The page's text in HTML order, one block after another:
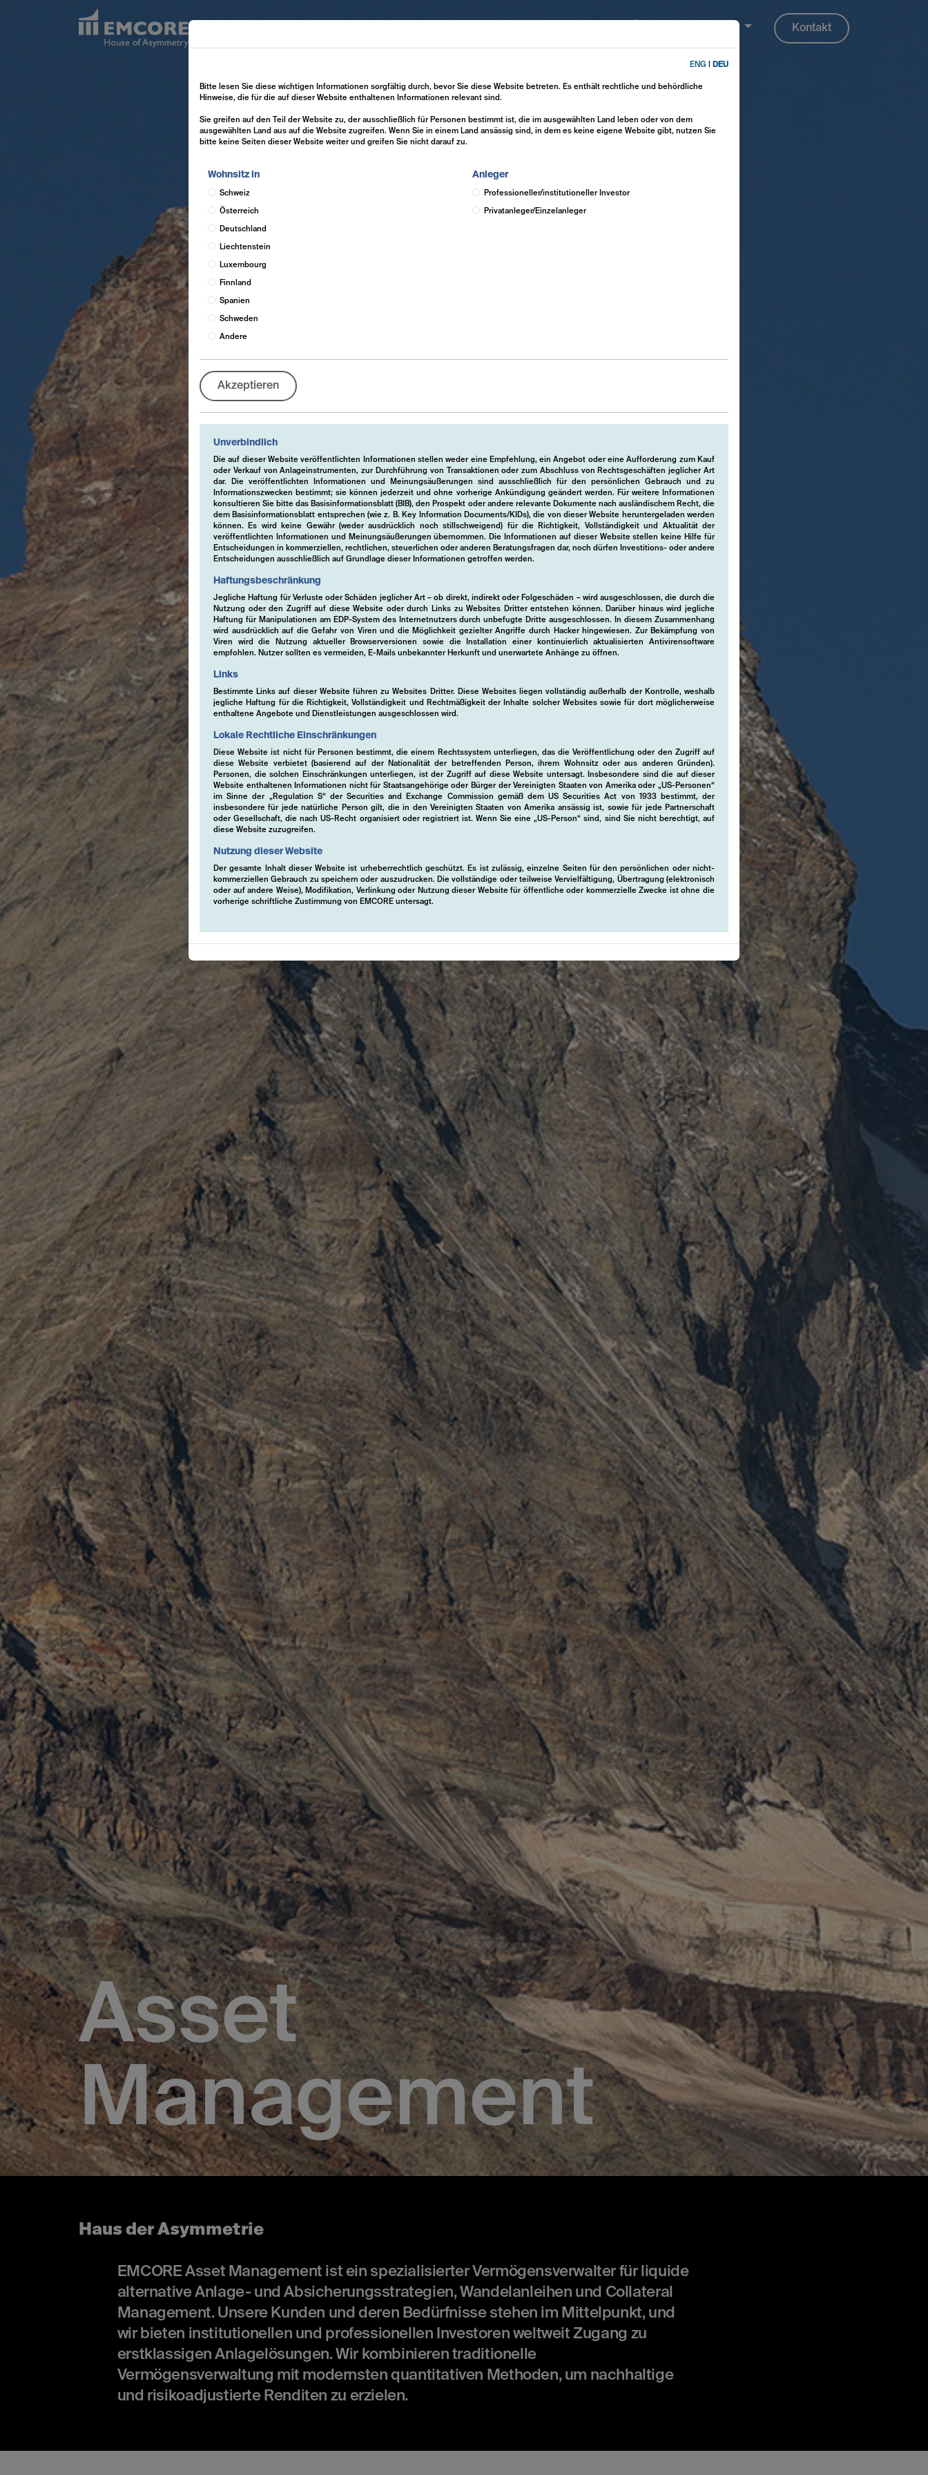
ENG DEU
Bitte lesen Sie diese wichtigen Informationen sorgfältig durch, bevor Sie diese Website betreten. Es enthält rechtliche und behördliche
Hinweise, die für die auf dieser Website enthaltenen Informationen relevant sind.
Sie greifen auf den Teil der Website zu, der ausschließlich für Personen bestimmt ist, die im ausgewählten Land leben oder von dem
ausgewählten Land aus auf die Website zugreifen. Wenn Sie in einem Land ansässig sind, in dem es keine eigene Website gibt, nutzen Sie
bitte keine Seiten dieser Website weiter und greifen Sie nicht darauf zu.
Wohnsitz in
Schweiz
Österreich
Deutschland
Liechtenstein
Luxembourg
Finnland
Spanien
Schweden
Andere
Anleger
Professioneller/institutioneller Investor
Privatanleger/Einzelanleger
Akzeptieren
Unverbindlich
Die auf dieser Website veröffentlichten Informationen stellen weder eine Empfehlung, ein Angebot oder eine Aufforderung zum Kauf
oder Verkauf von Anlageinstrumenten, zur Durchführung von Transaktionen oder zum Abschluss von Rechtsgeschäften jeglicher Art
dar. Die veröffentlichten Informationen und Meinungsäußerungen sind ausschließlich für den persönlichen Gebrauch und zu
Informationszwecken bestimmt; sie können jederzeit und ohne vorherige Ankündigung geändert werden. Für weitere Informationen
konsultieren Sie bitte das Basisinformationsblatt (BIB), den Prospekt oder andere relevante Dokumente nach ausländischem Recht, die
dem Basisinformationsblatt entsprechen (wie z. B. Key Information Documents/KIDs), die von dieser Website heruntergeladen werden
können. Es wird keine Gewähr (weder ausdrücklich noch stillschweigend) für die Richtigkeit, Vollständigkeit und Aktualität der
veröffentlichten Informationen und Meinungsäußerungen übernommen. Die Informationen auf dieser Website stellen keine Hilfe für
Entscheidungen in kommerziellen, rechtlichen, steuerlichen oder anderen Beratungsfragen dar, noch dürfen Investitions- oder andere
Entscheidungen ausschließlich auf Grundlage dieser Informationen getroffen werden.
Haftungsbeschränkung
Jegliche Haftung für Verluste oder Schäden jeglicher Art – ob direkt, indirekt oder Folgeschäden – wird ausgeschlossen, die durch die
Nutzung oder den Zugriff auf diese Website oder durch Links zu Websites Dritter entstehen können. Darüber hinaus wird jegliche
Haftung für Manipulationen am EDP-System des Internetnutzers durch unbefugte Dritte ausgeschlossen. In diesem Zusammenhang
wird ausdrücklich auf die Gefahr von Viren und die Möglichkeit gezielter Angriffe durch Hacker hingewiesen. Zur Bekämpfung von
Viren wird die Nutzung aktueller Browserversionen sowie die Installation einer kontinuierlich aktualisierten Antivirensoftware
empfohlen. Nutzer sollten es vermeiden, E-Mails unbekannter Herkunft und unerwartete Anhänge zu öffnen.
Links
Bestimmte Links auf dieser Website führen zu Websites Dritter. Diese Websites liegen vollständig außerhalb der Kontrolle, weshalb
jegliche Haftung für die Richtigkeit, Vollständigkeit und Rechtmäßigkeit der Inhalte solcher Websites sowie für dort möglicherweise
enthaltene Angebote und Dienstleistungen ausgeschlossen wird.
Lokale Rechtliche Einschränkungen
Diese Website ist nicht für Personen bestimmt, die einem Rechtssystem unterliegen, das die Veröffentlichung oder den Zugriff auf
diese Website verbietet (basierend auf der Nationalität der betreffenden Person, ihrem Wohnsitz oder aus anderen Gründen).
Personen, die solchen Einschränkungen unterliegen, ist der Zugriff auf diese Website untersagt. Insbesondere sind die auf dieser
Website enthaltenen Informationen nicht für Staatsangehörige oder Bürger der Vereinigten Staaten von Amerika oder „US-Personen“
im Sinne der „Regulation S“ der Securities and Exchange Commission gemäß dem US Securities Act von 1933 bestimmt, der
insbesondere für jede natürliche Person gilt, die in den Vereinigten Staaten von Amerika ansässig ist, sowie für jede Partnerschaft
oder Gesellschaft, die nach US-Recht organisiert oder registriert ist. Wenn Sie eine „US-Person“ sind, sind Sie nicht berechtigt, auf
diese Website zuzugreifen.
Nutzung dieser Website
Der gesamte Inhalt dieser Website ist urheberrechtlich geschützt. Es ist zulässig, einzelne Seiten für den persönlichen oder nicht-
kommerziellen Gebrauch zu speichern oder auszudrucken. Die vollständige oder teilweise Vervielfältigung, Übertragung (elektronisch
oder auf andere Weise), Modifikation, Verlinkung oder Nutzung dieser Website für öffentliche oder kommerzielle Zwecke ist ohne die
vorherige schriftliche Zustimmung von EMCORE untersagt.
DEU Kontakt
Asset
Management
Haus der Asymmetrie
EMCORE Asset Management ist ein spezialisierter Vermögensverwalter für liquide
alternative Anlage- und Absicherungsstrategien, Wandelanleihen und Collateral
Management. Unsere Kunden und deren Bedürfnisse stehen im Mittelpunkt, und
wir bieten institutionellen und professionellen Investoren weltweit Zugang zu
erstklassigen Anlagelösungen. Wir kombinieren traditionelle
Vermögensverwaltung mit modernsten quantitativen Methoden, um nachhaltige
und risikoadjustierte Renditen zu erzielen.